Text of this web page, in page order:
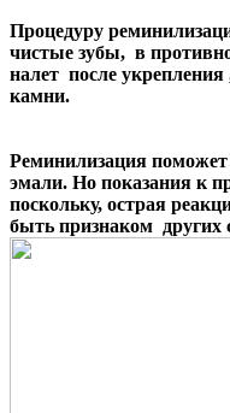
Процедуру
чистые зубы, в
налет после укрепления
камни.
Реминилизация
эмали. Но показания к
поскольку, острая
быть признаком других